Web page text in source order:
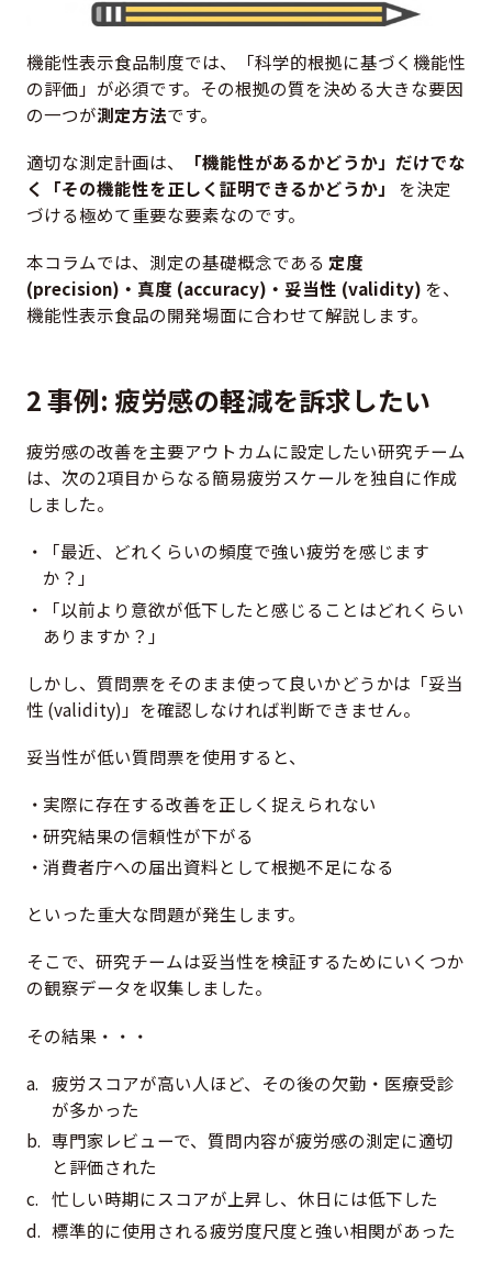
機能性表示食品制度では、「科学的根拠に基づく機能性
の評価」が必須です。その根拠の質を決める大きな要因
の一つが測定方法です。
適切な測定計画は、
「機能性があるかどうか」だけでな
く「その機能性を正しく証明できるかどうか」
を決定
づける極めて重要な要素なのです。
本コラムでは、測定の基礎概念である 定度
(precision)・真度 (accuracy)・妥当性 (validity) を、
機能性表示食品の開発場面に合わせて解説します。
2 事例: 疲労感の軽減を訴求したい
疲労感の改善を主要アウトカムに設定したい研究チーム
は、次の2項目からなる簡易疲労スケールを独自に作成
しました。
「最近、どれくらいの頻度で強い疲労を感じます
か？」
「以前より意欲が低下したと感じることはどれくらい
ありますか？」
しかし、質問票をそのまま使って良いかどうかは「妥当
性 (validity)」を確認しなければ判断できません。
妥当性が低い質問票を使用すると、
実際に存在する改善を正しく捉えられない
研究結果の信頼性が下がる
消費者庁への届出資料として根拠不足になる
といった重大な問題が発生します。
そこで、研究チームは妥当性を検証するためにいくつか
の観察データを収集しました。
その結果・・・
疲労スコアが高い人ほど、その後の欠勤・医療受診
が多かった
専門家レビューで、質問内容が疲労感の測定に適切
と評価された
忙しい時期にスコアが上昇し、休日には低下した
標準的に使用される疲労度尺度と強い相関があった